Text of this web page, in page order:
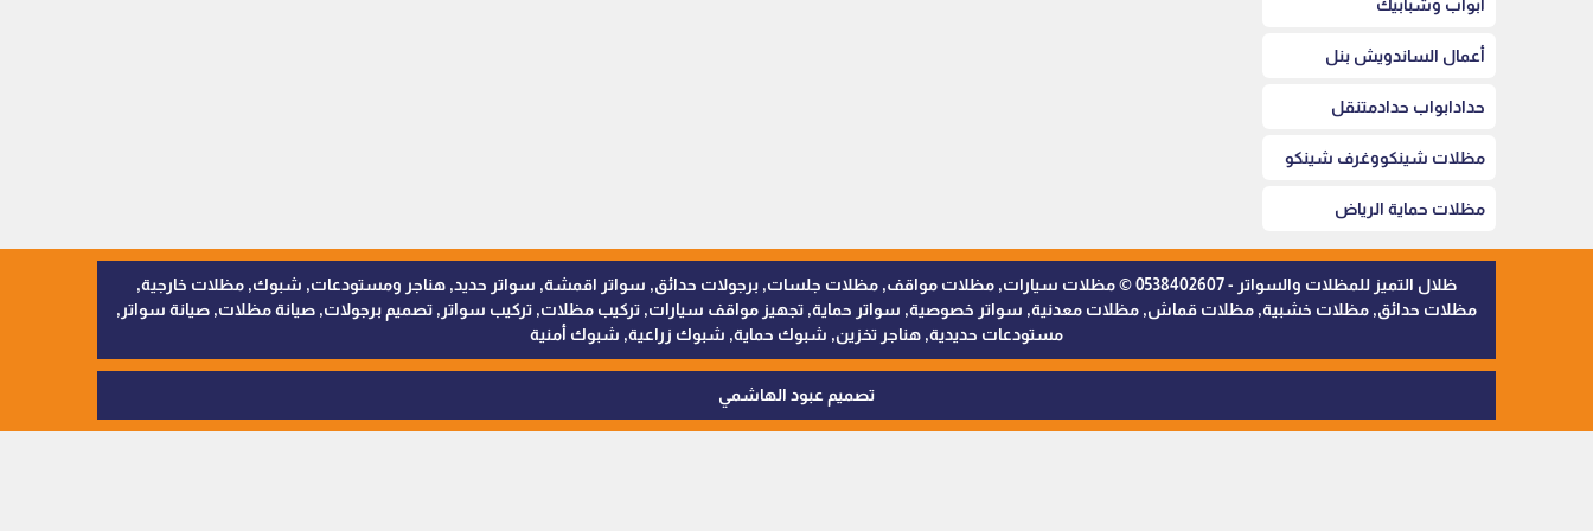
أبواب وشبابيك
أعمال الساندويش بنل
حدادابواب حدادمتنقل
مظلات شينكووغرف شينكو
مظلات حماية الرياض
ظلال التميز للمظلات والسواتر - 0538402607 © مظلات سيارات, مظلات مواقف, مظلات جلسات, برجولات حدائق, سواتر اقمشة, سواتر حديد, هناجر ومستودعات, شبوك, مظلات خارجية,
مظلات حدائق, مظلات خشبية, مظلات قماش, مظلات معدنية, سواتر خصوصية, سواتر حماية, تجهيز مواقف سيارات, تركيب مظلات, تركيب سواتر, تصميم برجولات, صيانة مظلات, صيانة سواتر,
مستودعات حديدية, هناجر تخزين, شبوك حماية, شبوك زراعية, شبوك أمنية
تصميم عبود الهاشمي